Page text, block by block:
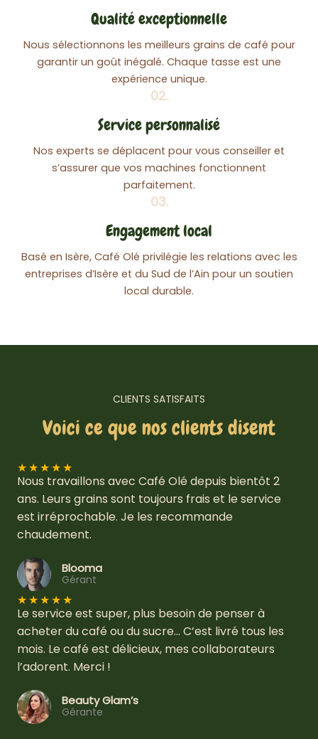
Qualité exceptionnelle
Nous sélectionnons les meilleurs grains de café pour
garantir un goût inégalé. Chaque tasse est une
expérience unique.
02.
Service personnalisé
Nos experts se déplacent pour vous conseiller et
s’assurer que vos machines fonctionnent
parfaitement.
03.
Engagement local
Basé en Isère, Café Olé privilégie les relations avec les
entreprises d’Isère et du Sud de l’Ain pour un soutien
local durable.
CLIENTS SATISFAITS
Voici ce que nos clients disent
★★★★★
Nous travaillons avec Café Olé depuis bientôt 2
ans. Leurs grains sont toujours frais et le service
est irréprochable. Je les recommande
chaudement.
Blooma
Gérant
★★★★★
Le service est super, plus besoin de penser à
acheter du café ou du sucre… C’est livré tous les
mois. Le café est délicieux, mes collaborateurs
l’adorent. Merci !
Beauty Glam’s
Gérante